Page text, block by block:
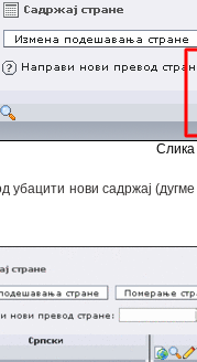
Слика
убацити нови садржај